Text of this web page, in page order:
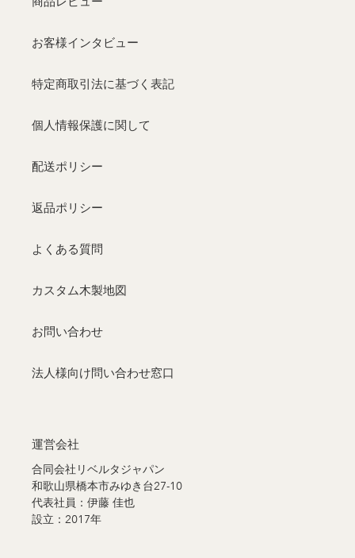
お客様インタビュー
特定商取引法に基づく表記
個人情報保護に関して
配送ポリシー
返品ポリシー
よくある質問
カスタム木製地図
お問い合わせ
法人様向け問い合わせ窓口
運営会社
合同会社リベルタジャパン
和歌山県橋本市みゆき台27-10
代表社員：伊藤 佳也
設立：2017年